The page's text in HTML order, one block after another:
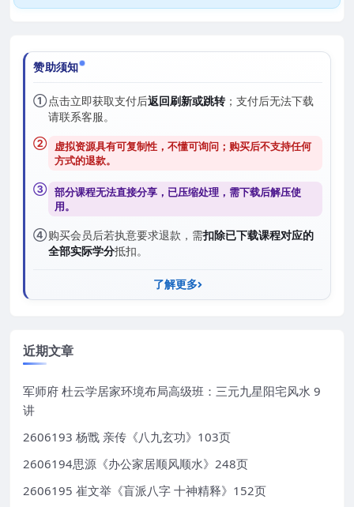
赞助须知
①点击立即获取支付后返回刷新或跳转；支付后无法下载
请联系客服。
② 虚拟资源具有可复制性，不懂可询问；购买后不支持任何
方式的退款。
③ 部分课程无法直接分享，已压缩处理，需下载后解压使
用。
④购买会员后若执意要求退款，需扣除已下载课程对应的
全部实际学分抵扣。
了解更多
近期文章
军师府 杜云学居家环境布局高级班：三元九星阳宅风水 9
讲
2606193 杨戬 亲传《八九玄功》103页
2606194思源《办公家居顺风顺水》248页
2606195 崔文举《盲派八字 十神精释》152页